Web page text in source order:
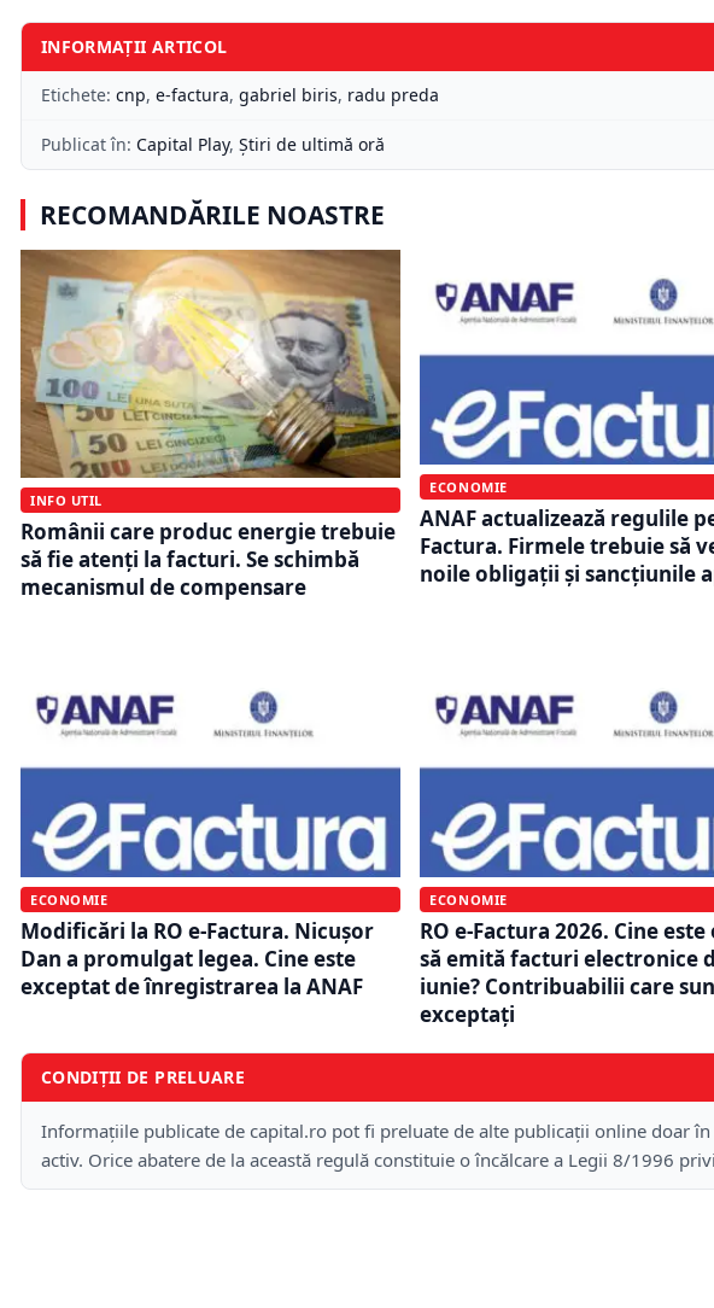
INFORMAȚII ARTICOL
Etichete: cnp, e-factura, gabriel biris, radu preda
Publicat în: Capital Play, Știri de ultimă oră
RECOMANDĂRILE NOASTRE
INFO UTIL
Românii care produc energie trebuie
să fie atenți la facturi. Se schimbă
mecanismul de compensare
ECONOMIE
ANAF actualizează regulile
Factura. Firmele trebuie să
noile obligații și sancțiunile
ECONOMIE
Modificări la RO e-Factura. Nicușor
Dan a promulgat legea. Cine este
exceptat de înregistrarea la ANAF
ECONOMIE
RO e-Factura 2026. Cine
să emită facturi electronice
iunie? Contribuabilii care
exceptați
CONDIȚII DE PRELUARE
Informațiile publicate de capital.ro pot fi preluate de alte publicații online doar
activ. Orice abatere de la această regulă constituie o încălcare a Legii 8/1996